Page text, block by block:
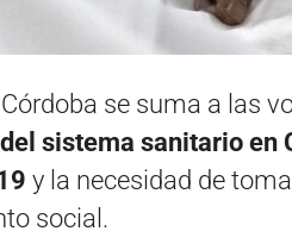
se suma a las
sistema sanitario en
y la necesidad de
social.